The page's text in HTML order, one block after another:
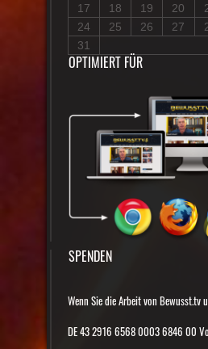
17
18 19 20
24
25 26 27
31
OPTIMIERT FÜR
SPENDEN
Wenn Sie die Arbeit von Bewusst.tv
DE 43 2916 6568 0003 6846 00